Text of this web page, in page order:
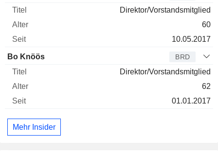
Direktor/Vorstandsmitglied
60
10.05.2017
Bo Knöös BRD
Direktor/Vorstandsmitglied
62
01.01.2017
Mehr Insider